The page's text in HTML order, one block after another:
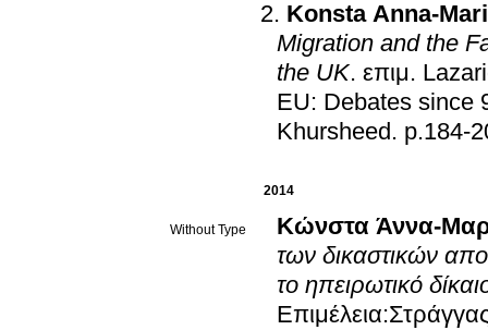
Konsta Anna-
Migration and the
the UK. επιμ.
EU: Debates since
Khursheed . p.184-
2014
Without Type
Κώνστα Άννα-
των δικαστικών
το ηπειρωτικό